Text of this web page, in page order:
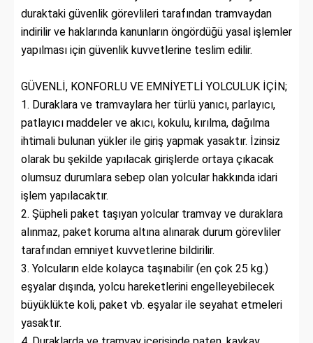
duraktaki güvenlik görevlileri tarafından tramvaydan
indirilir ve haklarında kanunların öngördüğü yasal işlemler
yapılması için güvenlik kuvvetlerine teslim edilir.
GÜVENLİ, KONFORLU VE EMNİYETLİ YOLCULUK İÇİN;
1. Duraklara ve tramvaylara her türlü yanıcı, parlayıcı,
patlayıcı maddeler ve akıcı, kokulu, kırılma, dağılma
ihtimali bulunan yükler ile giriş yapmak yasaktır. İzinsiz
olarak bu şekilde yapılacak girişlerde ortaya çıkacak
olumsuz durumlara sebep olan yolcular hakkında idari
işlem yapılacaktır.
2. Şüpheli paket taşıyan yolcular tramvay ve duraklara
alınmaz, paket koruma altına alınarak durum görevliler
tarafından emniyet kuvvetlerine bildirilir.
3. Yolcuların elde kolayca taşınabilir (en çok 25 kg.)
eşyalar dışında, yolcu hareketlerini engelleyebilecek
büyüklükte koli, paket vb. eşyalar ile seyahat etmeleri
yasaktır.